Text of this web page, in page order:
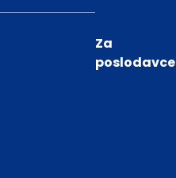
Za
poslodavce